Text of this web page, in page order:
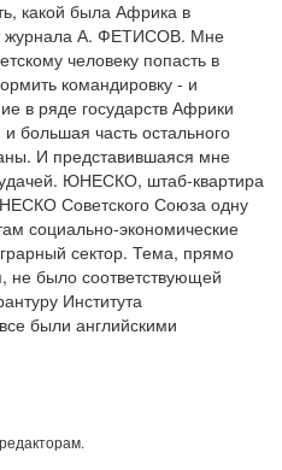
какой была Африка в
журнала А. ФЕТИСОВ. Мне
человеку попасть в
командировку - и
в ряде государств Африки
большая часть остального
И представившаяся мне
ЮНЕСКО, штаб-квартира
Советского Союза одну
социально-экономические
сектор. Тема, прямо
не было соответствующей
Института
были английскими